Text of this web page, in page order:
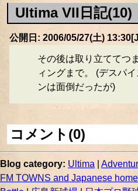
Ultima VII日記(10)
公開日: 2006/05/27(土)
その後は取り立ててつ
ィングまで。 (デスパ
ンは面倒だったが)
コメント(0)
Blog category: Ultima
FM TOWNS and Japanese